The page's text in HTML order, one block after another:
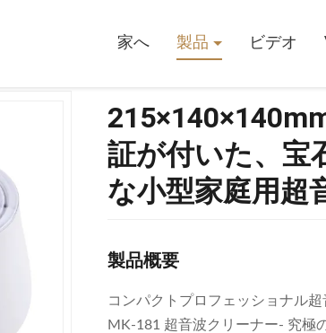
家へ 製品 ビデオ
証が付いた、宝
な小型家庭用超
製品概要
コンパクトプロフェッショナル
MK-181 超音波クリーナー- 究極